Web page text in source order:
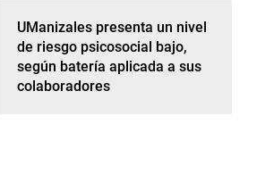
UManizales presenta un nivel
de riesgo psicosocial bajo,
según batería aplicada a sus
colaboradores